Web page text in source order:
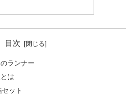
目次
ランナー
は
ット